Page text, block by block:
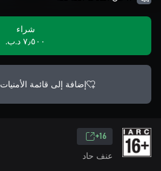
شراء
٧٫٥٠٠ د.ب.‏
إضافة إلى قائمة الأمنيات
16+
عنف حاد